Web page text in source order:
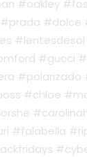
#oakley
#dolce
#gucci
#polarizado
#chloe
#falabella